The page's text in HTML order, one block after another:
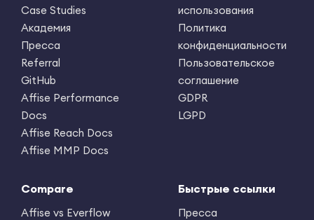
Case Studies
Академия
Пресса
Referral
GitHub
Affise Performance
Docs
Affise Reach Docs
Affise MMP Docs
использования
Политика
конфиденциальности
Пользовательское
соглашение
GDPR
LGPD
Compare
Affise vs Everflow
Быстрые ссылки
Пресса